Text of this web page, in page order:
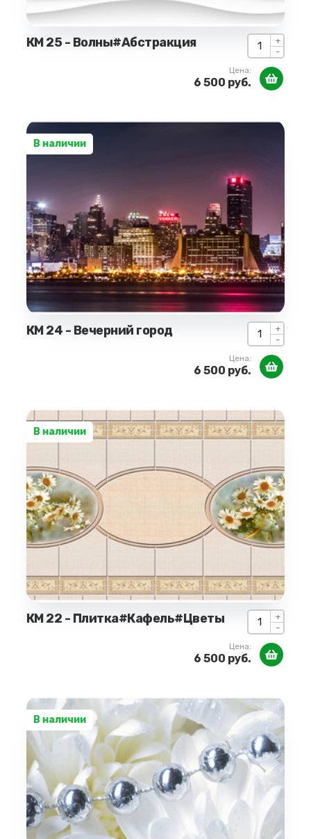
КМ 25 - Волны#Абстракция +
-
Цена:
6 500 руб.
В наличии
КМ 24 - Вечерний город +
-
Цена:
6 500 руб.
В наличии
КМ 22 - Плитка#Кафель#Цветы +
-
Цена:
6 500 руб.
В наличии